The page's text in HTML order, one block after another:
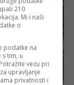
210
Mi i naši
o
podatke na
s tim, u
vezu pri
upravljanje
privatnosti i